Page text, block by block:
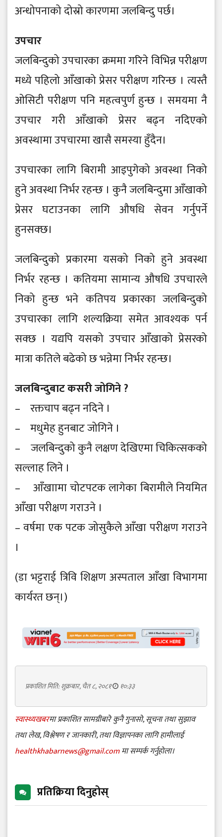
अन्धोपनाको दोस्रो कारणमा जलबिन्दु पर्छ।
उपचार
जलबिन्दुको उपचारका क्रममा गरिने विभिन्न परीक्षण
मध्ये पहिलो आँखाको प्रेसर परीक्षण गरिन्छ । त्यस्तै
ओसिटी परीक्षण पनि महत्वपुर्ण हुन्छ । समयमा नै
उपचार गरी आँखाको प्रेसर बढ्न नदिएको
अवस्थामा उपचारमा खासै समस्या हुँदैन।
उपचारका लागि बिरामी आइपुगेको अवस्था निको
हुने अवस्था निर्भर रहन्छ । कुनै जलबिन्दुमा आँखाको
प्रेसर घटाउनका लागि औषधि सेवन गर्नुपर्ने
हुनसक्छ।
जलबिन्दुको प्रकारमा यसको निको हुने अवस्था
निर्भर रहन्छ । कतियमा सामान्य औषधि उपचारले
निको हुन्छ भने कतिपय प्रकारका जलबिन्दुको
उपचारका लागि शल्यक्रिया समेत आवश्यक पर्न
सक्छ । यद्यपि यसको उपचार आँखाको प्रेसरको
मात्रा कतिले बढेको छ भन्नेमा निर्भर रहन्छ।
जलबिन्दुबाट कसरी जोगिने ?
– रक्तचाप बढ्न नदिने ।
– मधुमेह हुनबाट जोगिने ।
– जलबिन्दुको कुनै लक्षण देखिएमा चिकित्सकको
सल्लाह लिने ।
– आँखाामा चोटपटक लागेका बिरामीले नियमित
आँखा परीक्षण गराउने ।
– वर्षमा एक पटक जोसुकैले आँखा परीक्षण गराउने
।
(डा भट्टराई त्रिवि शिक्षण अस्पताल आँखा विभागमा
कार्यरत छन्।)
प्रकाशित मिति: शुक्रबार, चैत ८, २०८१ १०:३३
स्वास्थ्यखबरमा प्रकाशित सामग्रीबारे कुनै गुनासो, सूचना तथा सुझाव
तथा लेख, विश्लेषण र जानकारी, तथा विज्ञापनका लागि हामीलाई
healthkhabarnews@gmail.comमा सम्पर्क गर्नुहोला।
प्रतिक्रिया दिनुहोस्